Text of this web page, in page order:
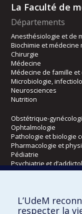
La Faculté de
Départements
Anesthésiologie et de
Biochimie et médecine
Chirurgie
Médecine
Médecine de famille et
Microbiologie,
Neurosciences
Nutrition
Obstétrique-
Ophtalmologie
Pathologie et biologie
Pharmacologie et
Pédiatrie
Psychiatrie et
Radiologie, radio-
Écoles
L’UdeM
respecter la